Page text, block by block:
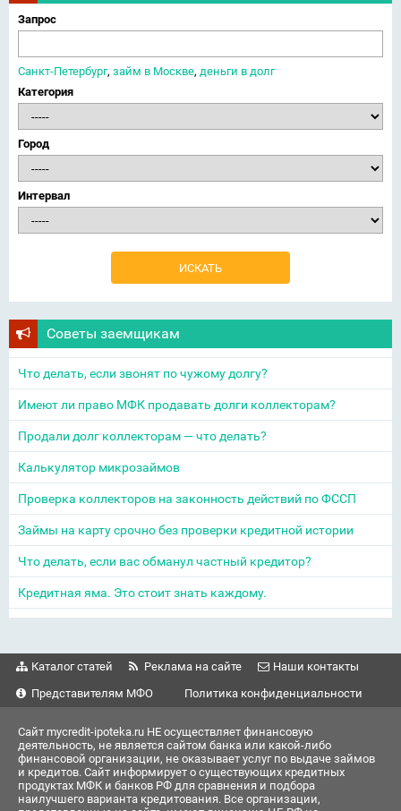
Запрос
Санкт-Петербург, займ в Москве, деньги в долг
Категория
Город
Интервал
Советы заемщикам
Что делать, если звонят по чужому долгу?
Имеют ли право МФК продавать долги коллекторам?
Продали долг коллекторам — что делать?
Калькулятор микрозаймов
Проверка коллекторов на законность действий по ФССП
Займы на карту срочно без проверки кредитной истории
Что делать, если вас обманул частный кредитор?
Кредитная яма. Это стоит знать каждому.
Каталог статей Реклама на сайте
Наши контакты
Представителям МФО
Политика конфиденциальности
Сайт mycredit-ipoteka.ru НЕ осуществляет финансовую
деятельность, не является сайтом банка или какой-либо
финансовой организации, не оказывает услуг по выдаче займов
и кредитов. Сайт информирует о существующих кредитных
продуктах МФК и банков РФ для сравнения и подбора
наилучшего варианта кредитования. Все организации,